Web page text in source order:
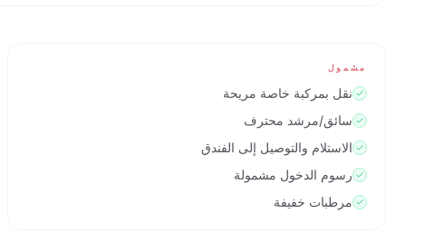
مشمول
نقل بمركبة خاصة مريحة
سائق/مرشد محترف
الاستلام والتوصيل إلى الفندق
رسوم الدخول مشمولة
مرطبات خفيفة